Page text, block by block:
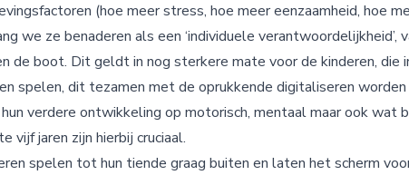
(hoe meer stress, hoe meer eenzaamheid, hoe
we ze benaderen als een ‘individuele
de boot. Dit geldt in nog sterkere mate voor de kinderen, die
spelen, dit tezamen met de oprukkende digitaliseren
verdere ontwikkeling op motorisch, mentaal maar ook wat
vijf jaren zijn hierbij cruciaal.
spelen tot hun tiende graag buiten en laten het scherm